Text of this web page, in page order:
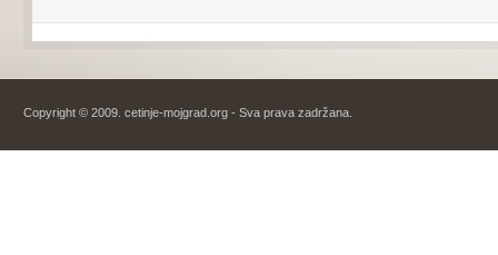
Copyright © 2009. cetinje-mojgrad.org - Sva prava zadržana.